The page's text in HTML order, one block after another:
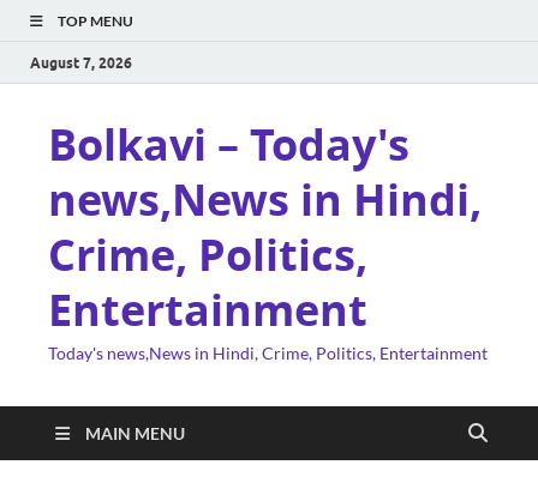
TOP MENU
August 7, 2026
Bolkavi – Today's
news,News in Hindi,
Crime, Politics,
Entertainment
Today's news,News in Hindi, Crime, Politics, Entertainment
MAIN MENU